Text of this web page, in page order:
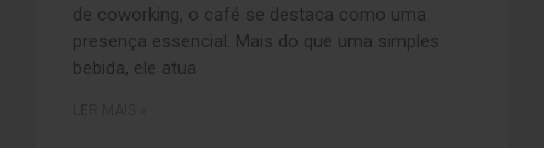
de coworking, o café se destaca como uma
presença essencial. Mais do que uma simples
bebida, ele atua